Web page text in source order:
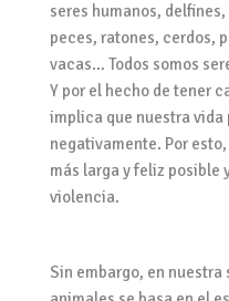
seres humanos,
peces, ratones, cerdos,
vacas… Todos somos
Y por el hecho de tener
implica que nuestra
negativamente. Por
más larga y feliz posible
violencia.
Sin embargo, en